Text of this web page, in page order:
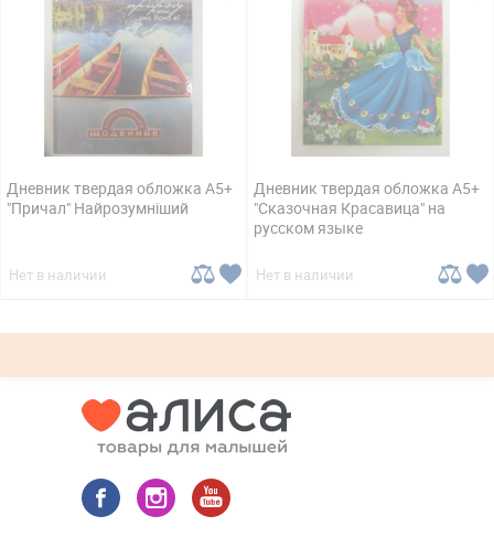
Дневник твердая обложка А5+
"Причал" Найрозумніший
Нет в наличии
Дневник твердая обложка А5+
"Сказочная Красавица" на
русском языке
Нет в наличии